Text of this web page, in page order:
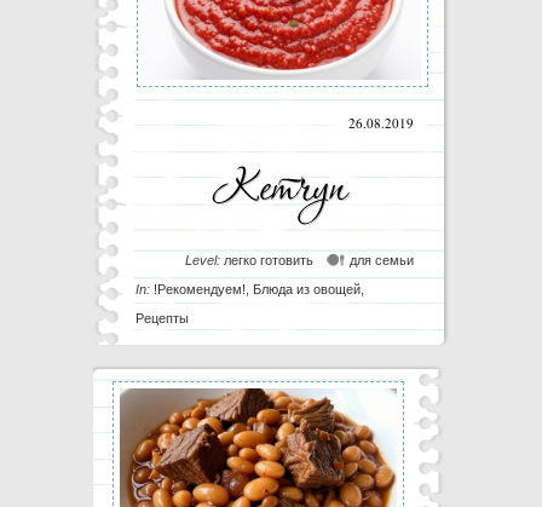
26.08.2019
для семьи
Level: легко готовить
In: !Рекомендуем! Блюда из овощей,
Рецепты